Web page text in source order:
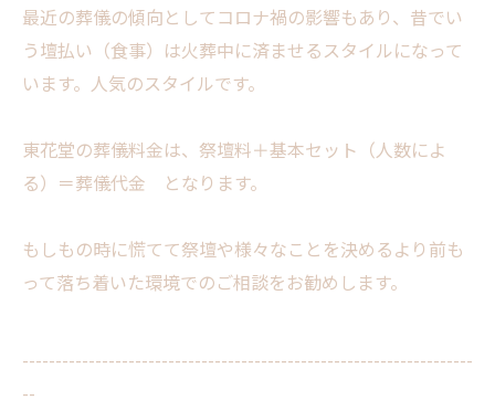
最近の葬儀の傾向としてコロナ禍の影響もあり、昔でい
う壇払い（食事）は火葬中に済ませるスタイルになって
います。人気のスタイルです。
東花堂の葬儀料金は、祭壇料＋基本セット（人数によ
る）＝葬儀代金 となります。
もしもの時に慌てて祭壇や様々なことを決めるより前も
って落ち着いた環境でのご相談をお勧めします。
--------------------------------------------------------------------
--